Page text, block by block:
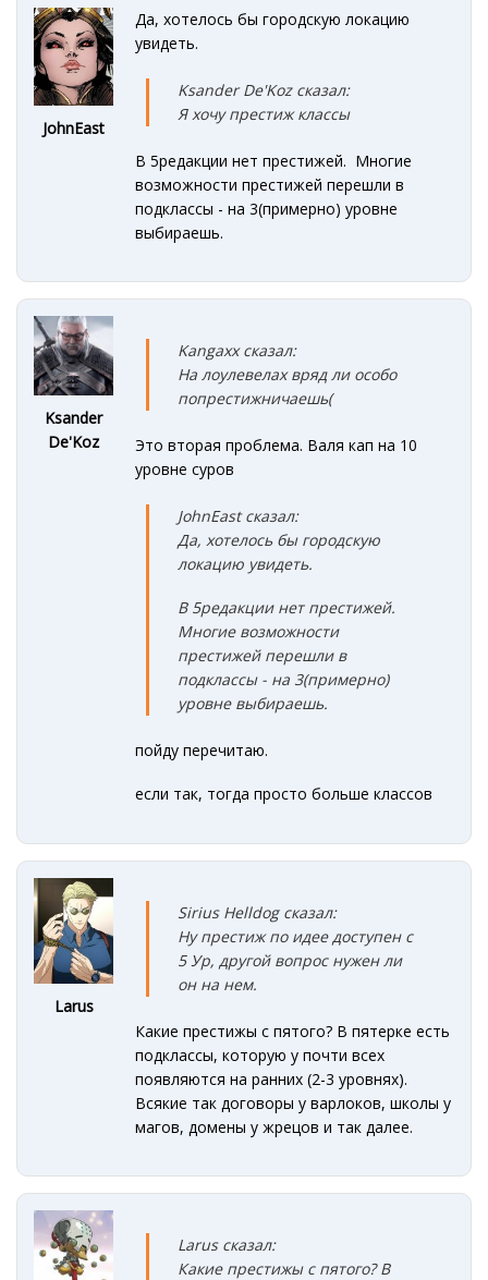
JohnEast
Да, хотелось бы городскую локацию
увидеть.
Ksander De'Koz сказал:
Я хочу престиж классы
В 5редакции нет престижей. Многие
возможности престижей перешли в
подклассы - на 3(примерно) уровне
выбираешь.
Ksander
De'Koz
Kangaxx сказал:
На лоулевелах вряд ли особо
попрестижничаешь(
Это вторая проблема. Валя кап на 10
уровне суров
JohnEast сказал:
Да, хотелось бы городскую
локацию увидеть.
В 5редакции нет престижей.
Многие возможности
престижей перешли в
подклассы - на 3(примерно)
уровне выбираешь.
пойду перечитаю.
если так, тогда просто больше классов
Larus
Sirius Helldog сказал:
Ну престиж по идее доступен с
5 Ур, другой вопрос нужен ли
он на нем.
Какие престижы с пятого? В пятерке есть
подклассы, которую у почти всех
появляются на ранних (2-3 уровнях).
Всякие так договоры у варлоков, школы у
магов, домены у жрецов и так далее.
Larus сказал:
Какие престижы с пятого? В